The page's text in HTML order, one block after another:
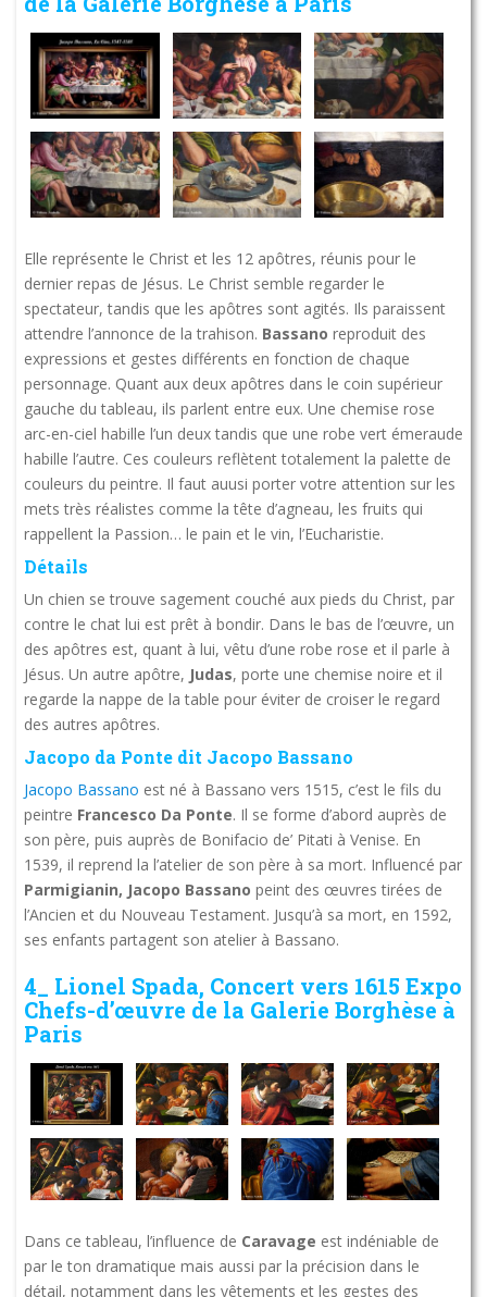
Elle représente le Christ et les 12 apôtres, réunis pour le
dernier repas de Jésus. Le Christ semble regarder le
spectateur, tandis que les apôtres sont agités. Ils paraissent
attendre l’annonce de la trahison. Bassano reproduit des
expressions et gestes différents en fonction de chaque
personnage. Quant aux deux apôtres dans le coin supérieur
gauche du tableau, ils parlent entre eux. Une chemise rose
arc-en-ciel habille l’un deux tandis que une robe vert émeraude
habille l’autre. Ces couleurs reflètent totalement la palette de
couleurs du peintre. Il faut auusi porter votre attention sur les
mets très réalistes comme la tête d’agneau, les fruits qui
rappellent la Passion… le pain et le vin, l’Eucharistie.
Détails
Un chien se trouve sagement couché aux pieds du Christ, par
contre le chat lui est prêt à bondir. Dans le bas de l’œuvre, un
des apôtres est, quant à lui, vêtu d’une robe rose et il parle à
Jésus. Un autre apôtre, Judas, porte une chemise noire et il
regarde la nappe de la table pour éviter de croiser le regard
des autres apôtres.
Jacopo da Ponte dit Jacopo Bassano
Jacopo Bassano est né à Bassano vers 1515, c’est le fils du
peintre Francesco Da Ponte. Il se forme d’abord auprès de
son père, puis auprès de Bonifacio de’ Pitati à Venise. En
1539, il reprend la l’atelier de son père à sa mort. Influencé par
Parmigianin, Jacopo Bassano peint des œuvres tirées de
l’Ancien et du Nouveau Testament. Jusqu’à sa mort, en 1592,
ses enfants partagent son atelier à Bassano.
4_ Lionel Spada, Concert vers 1615 Expo
Chefs-d’œuvre de la Galerie Borghèse à
Paris
Dans ce tableau, l’influence de Caravage est indéniable de
par le ton dramatique mais aussi par la précision dans le
détail, notamment dans les vêtements et les gestes des